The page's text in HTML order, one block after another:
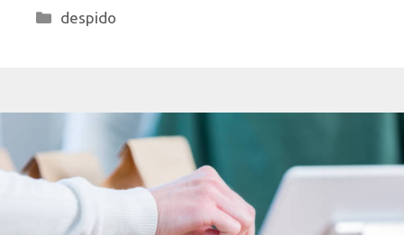
Categorías
despido